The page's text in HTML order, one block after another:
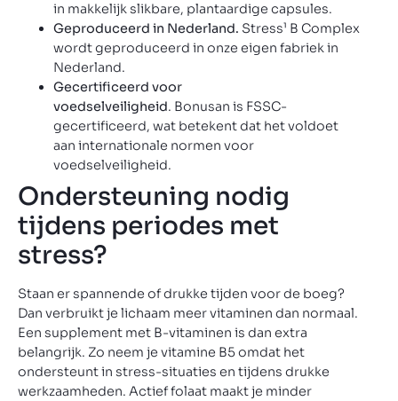
in makkelijk slikbare, plantaardige capsules.
Geproduceerd in Nederland. Stress¹ B Complex
wordt geproduceerd in onze eigen fabriek in
Nederland.
Gecertificeerd voor
voedselveiligheid. Bonusan is FSSC-
gecertificeerd, wat betekent dat het voldoet
aan internationale normen voor
voedselveiligheid.
Ondersteuning nodig
tijdens periodes met
stress?
Staan er spannende of drukke tijden voor de boeg?
Dan verbruikt je lichaam meer vitaminen dan normaal.
Een supplement met B-vitaminen is dan extra
belangrijk. Zo neem je vitamine B5 omdat het
ondersteunt in stress-situaties en tijdens drukke
werkzaamheden. Actief folaat maakt je minder